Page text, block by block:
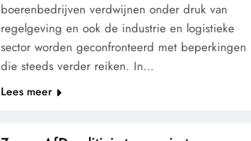
boerenbedrijven verdwijnen onder druk van
regelgeving en ook de industrie en logistieke
sector worden geconfronteerd met beperkingen
die steeds verder reiken. In…
Lees meer